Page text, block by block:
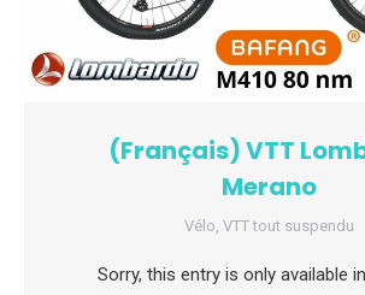
(Français) VTT
Merano
Vélo, VTT tout suspendu
Sorry, this entry is only available